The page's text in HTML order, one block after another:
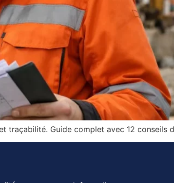
Guide complet avec 12 conseils